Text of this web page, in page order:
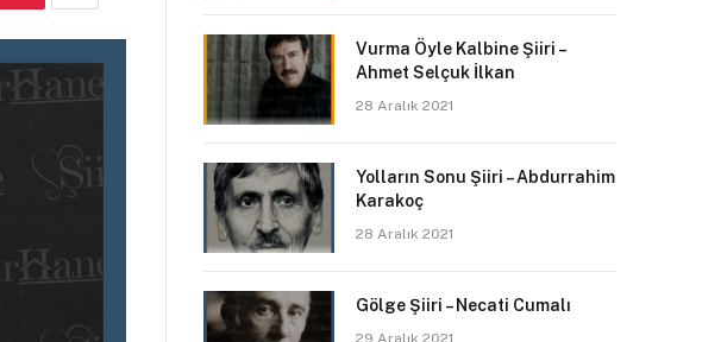
Vurma Öyle Kalbine Şiiri –
Ahmet Selçuk İlkan
28 Aralık 2021
Yolların Sonu Şiiri – Abdurrahim
Karakoç
28 Aralık 2021
Gölge Şiiri – Necati Cumalı
29 Aralık 2021